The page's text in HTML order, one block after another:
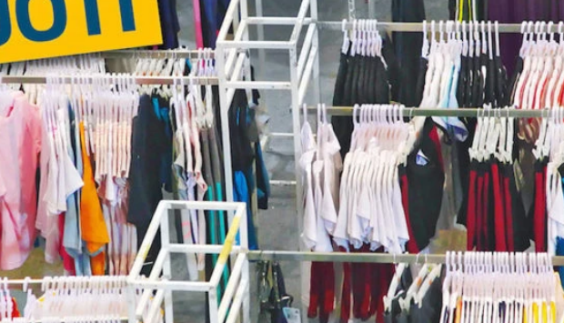
2018 turhakkeeksi pikamuodin. Toimitus valitsi turhakkeen lukijoiden